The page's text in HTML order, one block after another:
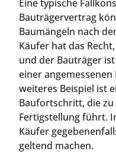
Eine typische
Bauträgervertrag
Baumängeln nach
Käufer hat das
und der Bauträger
einer angemessenen
weiteres Beispiel ist
Baufortschritt, die
Fertigstellung führt.
Käufer
geltend machen.